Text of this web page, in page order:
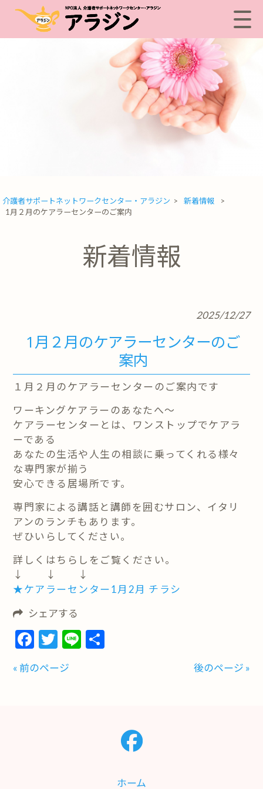
介護者サポートネットワークセンター・アラジン > 新着情報
>
1月２月のケアラーセンターのご案内
新着情報
2025/12/27
1月２月のケアラーセンターのご
案内
１月２月のケアラーセンターのご案内です
ワーキングケアラーのあなたへ～
ケアラーセンターとは、ワンストップでケアラ
ーである
あなたの生活や人生の相談に乗ってくれる様々
な専門家が揃う
安心できる居場所です。
専門家による講話と講師を囲むサロン、 イタリ
アンのランチもあります。
ぜひいらしてください。
詳しくはちらしをご覧ください。
↓ ↓ ↓
★ケアラーセンター1月2月 チラシ
シェアする
Facebook
Twitter
Line
« 前のページ 後のページ »
ホーム